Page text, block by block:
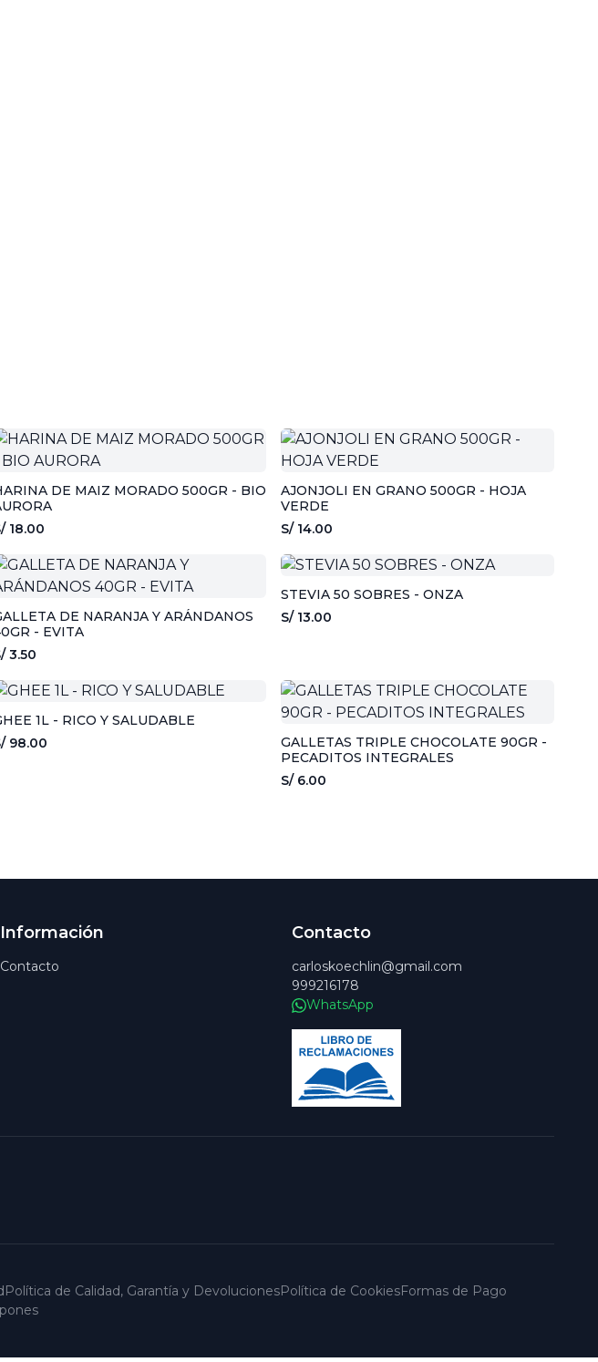
DE MAIZ MORADO 500GR - BIO
18.00
AJONJOLI EN GRANO 500GR - HOJA
VERDE
S/ 14.00
DE NARANJA Y ARÁNDANOS
- EVITA
3.50
STEVIA 50 SOBRES - ONZA
S/ 13.00
1L - RICO Y SALUDABLE
98.00
GALLETAS TRIPLE CHOCOLATE 90GR -
PECADITOS INTEGRALES
S/ 6.00
Información
Contacto
Contacto
carloskoechlin@gmail.com
999216178
WhatsApp
Política de Calidad, Garantía y DevolucionesPolítica de CookiesFormas de Pago